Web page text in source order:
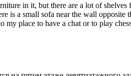
in it, but there are a lot of
is a small sofa near the wall
place to have a chat or to play